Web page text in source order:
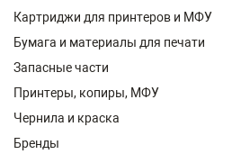
Картриджи для принтеров и МФУ
Бумага и материалы для печати
Запасные части
Принтеры, копиры, МФУ
Чернила и краска
Бренды